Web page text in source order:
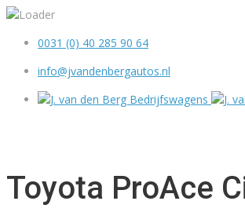
0031 (0) 40 285 90 64
info@jvandenbergautos.nl
Toyota ProAce